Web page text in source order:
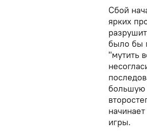
Сбой
ярких
было бы
"мутить
большую
игры.